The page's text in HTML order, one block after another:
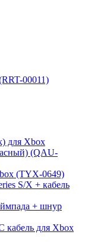
00011)
для Xbox
(QAU-
(TYX-0649)
S/X + кабель
+ шнур
кабель для Xbox